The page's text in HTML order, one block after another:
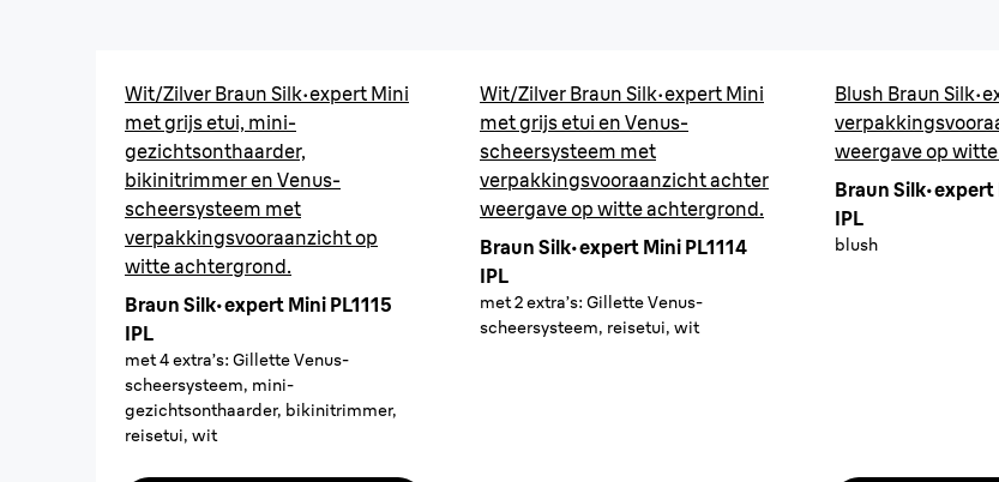
thuis.
Koop
Wit/Zilver Braun Silk·expert Mini
met grijs etui, mini-
gezichtsonthaarder,
bikinitrimmer en Venus-
scheersysteem met
verpakkingsvooraanzicht op
witte achtergrond.
Braun Silk·expert Mini PL1115
IPL
met 4 extra’s: Gillette Venus-
scheersysteem, mini-
gezichtsonthaarder, bikinitrimmer,
reisetui, wit
Wit/Zilver Braun Silk·expert Mini
met grijs etui en Venus-
scheersysteem met
verpakkingsvooraanzicht achter
weergave op witte achtergrond.
Braun Silk·expert Mini PL1114
IPL
met 2 extra’s: Gillette Venus-
scheersysteem, reisetui, wit
Blush Braun
weergave op
Braun Silk·expert
IPL
blush